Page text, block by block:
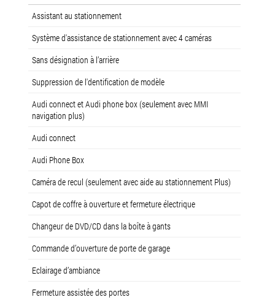
Assistant au stationnement
Système d'assistance de stationnement avec 4 caméras
Sans désignation à l’arrière
Suppression de l'dentification de modèle
Audi connect et Audi phone box (seulement avec MMI
navigation plus)
Audi connect
Audi Phone Box
Caméra de recul (seulement avec aide au stationnement Plus)
Capot de coffre à ouverture et fermeture électrique
Changeur de DVD/CD dans la boîte à gants
Commande d’ouverture de porte de garage
Eclairage d’ambiance
Fermeture assistée des portes